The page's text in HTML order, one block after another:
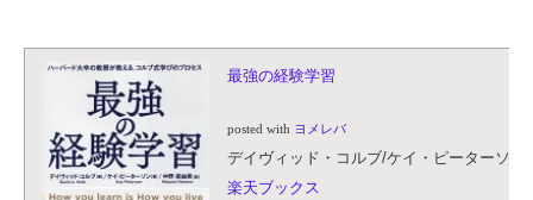
最強の経験学習
posted with ヨメレバ
デイヴィッド・コルブ/ケイ・ピーターソン
楽天ブックス